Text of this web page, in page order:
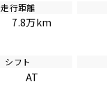
走行距離
7.8万km
シフト
AT